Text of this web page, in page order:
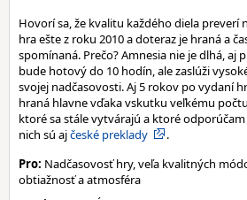
Hovorí sa, že kvalitu každého diela preverí
hra ešte z roku 2010 a doteraz je hraná a
spomínaná. Prečo? Amnesia nie je dlhá, aj
bude hotový do 10 hodín, ale zaslúži
svojej nadčasovosti. Aj 5 rokov po vydaní
hraná hlavne vďaka vskutku veľkému
ktoré sa stále vytvárajú a ktoré
nich sú ajčeské preklady
.
Pro: Nadčasovosť hry, veľa kvalitných
obtiažnosť a atmosféra